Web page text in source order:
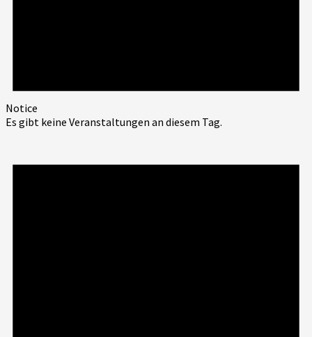
Notice
Es gibt keine Veranstaltungen an diesem Tag.